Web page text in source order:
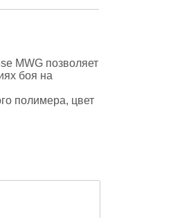
MWG позволяет
боя на
полимера, цвет